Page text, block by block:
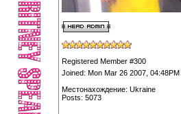
Registered Member #300
Joined: Mon Mar 26 2007, 04:48PM
Местонахождение: Ukraine
Posts: 5073